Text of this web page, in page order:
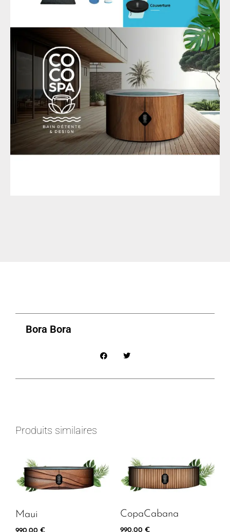
Bora Bora
Produits similaires
Maui
990,00 €
CopaCabana
990,00 €